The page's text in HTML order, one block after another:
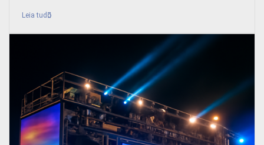
Leia tudo